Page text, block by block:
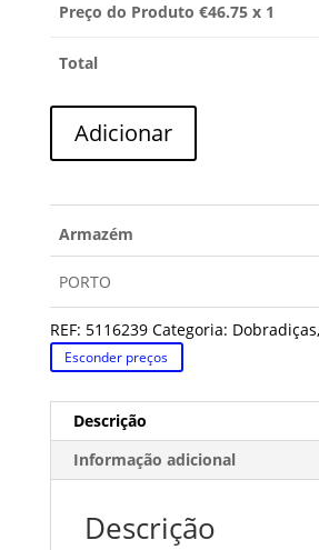
Preço do Produto €46.75 x 1
Total
DA
Adicionar
Armazém
PORTO
REF: 5116239 Categoria:
Esconder preços
Descrição
Informação adicional
Descrição